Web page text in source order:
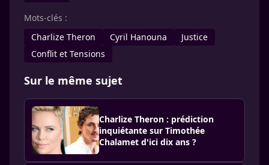
Mots-clés :
Charlize Theron
Cyril Hanouna
Justice
Conflit et Tensions
Sur le même sujet
Charlize Theron : prédiction
inquiétante sur Timothée
Chalamet d'ici dix ans ?